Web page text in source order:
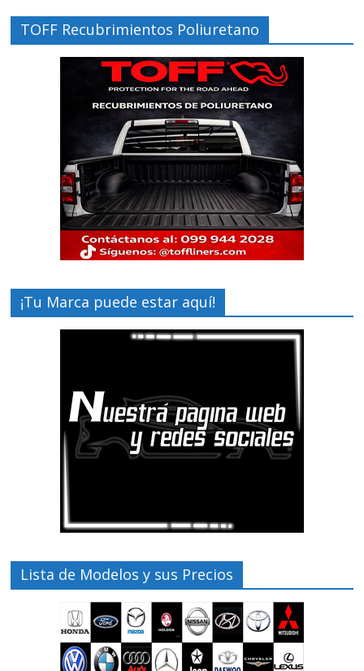
TOFF Recubrimientos Poliuretano
¡Tu Marca puede estar aquí!
Lista de Modelos y sus Precios